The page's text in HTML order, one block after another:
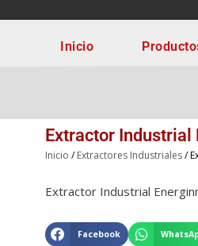
Inicio
Extractor Industrial
Inicio /Extractores Industriales/
Extractor Industrial
Facebook